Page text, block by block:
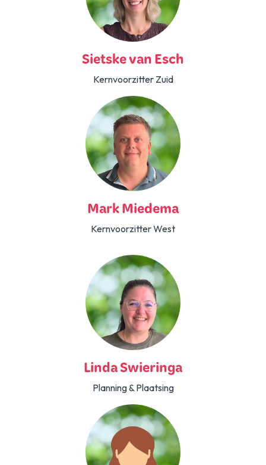
Sietske van Esch
Kernvoorzitter Zuid
Mark Miedema
Kernvoorzitter West
Linda Swieringa
Planning & Plaatsing